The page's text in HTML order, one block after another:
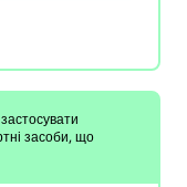
засоби, що